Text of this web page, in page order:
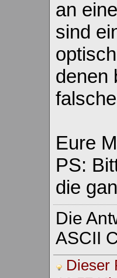
an
sind
denen
Eure
PS:
die
Die
ASCII
Dieser